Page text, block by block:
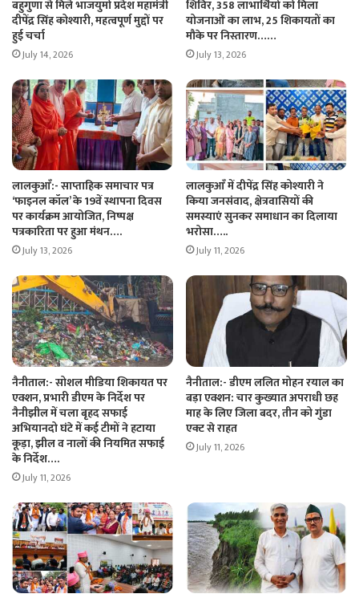
बहुगुणा से मिले भाजयुमो प्रदेश महामंत्री
दीपेंद्र सिंह कोश्यारी, महत्वपूर्ण मुद्दों पर
हुई चर्चा
July 14, 2026
शिविर, 358 लाभार्थियों को मिला
योजनाओं का लाभ, 25 शिकायतों का
मौके पर निस्तारण……
July 13, 2026
लालकुआँ:- साप्ताहिक समाचार पत्र
‘फाइनल कॉल’ के 19वें स्थापना दिवस
पर कार्यक्रम आयोजित, निष्पक्ष
पत्रकारिता पर हुआ मंथन….
July 13, 2026
लालकुआँ में दीपेंद्र सिंह कोश्यारी ने
किया जनसंवाद, क्षेत्रवासियों की
समस्याएं सुनकर समाधान का दिलाया
भरोसा…..
July 11, 2026
नैनीताल:- सोशल मीडिया शिकायत पर
एक्शन, प्रभारी डीएम के निर्देश पर
नैनीझील में चला बृहद सफाई
अभियानदो घंटे में कई टीमों ने हटाया
कूड़ा, झील व नालों की नियमित सफाई
के निर्देश….
July 11, 2026
नैनीताल:- डीएम ललित मोहन रयाल का
बड़ा एक्शन: चार कुख्यात अपराधी छह
माह के लिए जिला बदर, तीन को गुंडा
एक्ट से राहत
July 11, 2026